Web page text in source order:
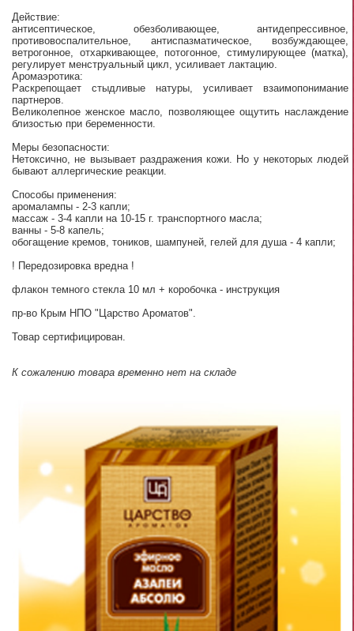
Действие:
антисептическое, обезболивающее, антидепрессивное,
противовоспалительное, антиспазматическое, возбуждающее,
ветрогонное, отхаркивающее, потогонное, стимулирующее (матка),
регулирует менструальный цикл, усиливает лактацию.
Аромаэротика:
Раскрепощает стыдливые натуры, усиливает взаимопонимание
партнеров.
Великолепное женское масло, позволяющее ощутить наслаждение
близостью при беременности.
Меры безопасности:
Нетоксично, не вызывает раздражения кожи. Но у некоторых людей
бывают аллергические реакции.
Способы применения:
аромалампы - 2-3 капли;
массаж - 3-4 капли на 10-15 г. транспортного масла;
ванны - 5-8 капель;
обогащение кремов, тоников, шампуней, гелей для душа - 4 капли;
! Передозировка вредна !
флакон темного стекла 10 мл + коробочка - инструкция
пр-во Крым НПО "Царство Ароматов".
Товар сертифицирован.
К сожалению товара временно нет на складе